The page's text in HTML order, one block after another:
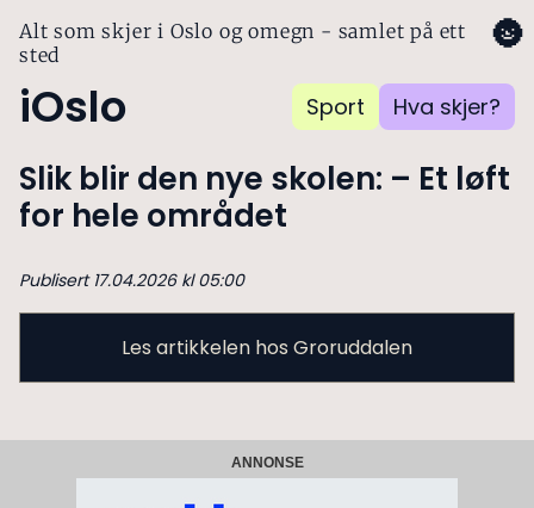
Alt som skjer i Oslo og omegn - samlet på ett
sted
iOslo Sport Hva skjer?
🌚
Slik blir den nye skolen: – Et løft
for hele området
Publisert 17.04.2026 kl 05:00
Les artikkelen hos Groruddalen
ANNONSE